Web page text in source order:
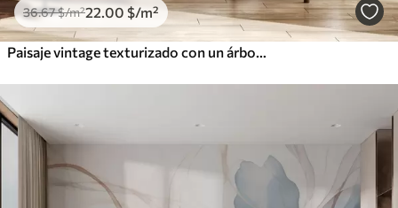
36.67$/m²22 .00 $/m²